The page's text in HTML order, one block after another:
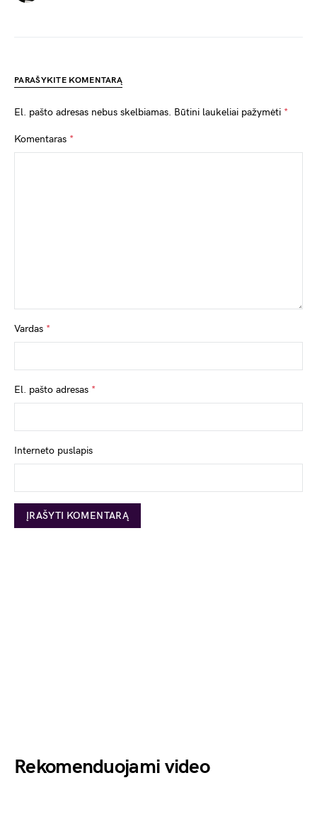
PARAŠYKITE KOMENTARĄ
El. pašto adresas nebus skelbiamas. Būtini laukeliai pažymėti *
Komentaras *
Vardas *
El. pašto adresas *
Interneto puslapis
Rekomenduojami video